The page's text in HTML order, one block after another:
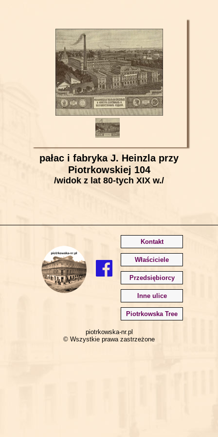
pałac i fabryka J. Heinzla przy
Piotrkowskiej 104
/widok z lat 80-tych XIX w./
Kontakt
Właściciele
Przedsiębiorcy
Inne ulice
Piotrkowska Tree
piotrkowska-nr.pl
© Wszystkie prawa zastrzeżone